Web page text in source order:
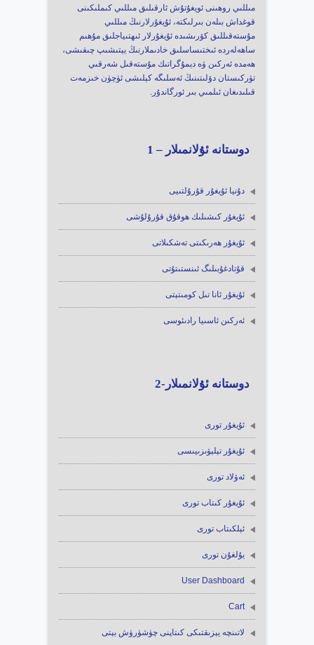
مىللىي روھىنى ئويغۇتۇش ئارقىلىق مىللىي كىملىكىنى
قوغداش بىلەن بىرلىكتە، ئۇيغۇرلارنىڭ مىللىي
مۇستەقىللىق كۆرىشىدە ئۇيغۇرلار ئىھتىياجلىق مۇھىم
ساھەلەردە ئىختىساسلىق خادىملارنىڭ يېتىشىپ چىقىشى،
ھەمدە ئەركىن ۋە دېمۇگراتىك مۇستەقىل شەرقىي
تۈركىستان دۆلىتىنىڭ ئەسلىگە كېلىشى ئۈچۈن خىزمەت
قىلىدىغان ئىلمىي بىر ئورگاندۇر.
دوستانە ئۇلانمىلار – 1
دۇنيا ئۇيغۇر قۇرۇلتىيى
ئۇيغۇر كىشىلىك ھوقۇق قۇرۇلۇشى
ئۇيغۇر ھەرىكىتى تەشكىلاتى
قۇتادغۇبىلىگ ئىنستىتۇتى
ئۇيغۇر ئانا تىل كومىتېتى
ئەركىن ئاسىيا رادىئوسى
دوستانە ئۇلانمىلار-2
ئۇيغۇر تورى
ئۇيغۇر تېلېۋىزىيىسى
ئەۋلاد تورى
ئۇيغۇر كىتاب تورى
ئېلكىتاب تورى
يۇلغۇن تورى
User Dashboard
Cart
لاتىنچە يېزىقتىكى كىتاپنى چۈشۈرۈش بېتى